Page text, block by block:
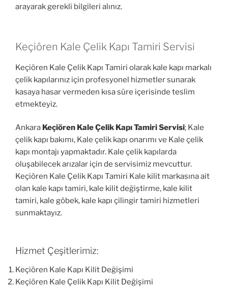
arayarak gerekli bilgileri alınız.
Keçiören Kale Çelik Kapı Tamiri Servisi
Keçiören Kale Çelik Kapı Tamiri olarak kale kapı markalı
çelik kapılarınız için profesyonel hizmetler sunarak
kasaya hasar vermeden kısa süre içerisinde teslim
etmekteyiz.
Ankara Keçiören Kale Çelik Kapı Tamiri Servisi; Kale
çelik kapı bakımı, Kale çelik kapı onarımı ve Kale çelik
kapı montajı yapmaktadır. Kale çelik kapılarda
oluşabilecek arızalar için de servisimiz mevcuttur.
Keçiören Kale Çelik Kapı Tamiri Kale kilit markasına ait
olan kale kapı tamiri, kale kilit değiştirme, kale kilit
tamiri, kale göbek, kale kapı çilingir tamiri hizmetleri
sunmaktayız.
Hizmet Çeşitlerimiz:
Keçiören Kale Kapı Kilit Değişimi
Keçiören Kale Çelik Kapı Kilit Değişimi